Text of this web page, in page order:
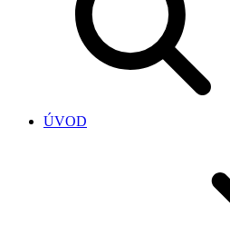
ÚVOD